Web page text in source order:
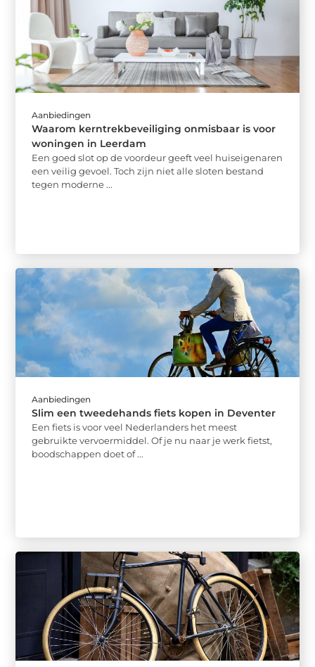
Aanbiedingen
Waarom kerntrekbeveiliging onmisbaar is voor
woningen in Leerdam
Een goed slot op de voordeur geeft veel huiseigenaren
een veilig gevoel. Toch zijn niet alle sloten bestand
tegen moderne ...
Aanbiedingen
Slim een tweedehands fiets kopen in Deventer
Een fiets is voor veel Nederlanders het meest
gebruikte vervoermiddel. Of je nu naar je werk fietst,
boodschappen doet of ...